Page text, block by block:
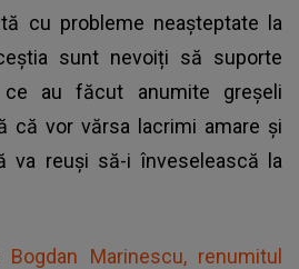
cu probleme neașteptate la
sunt nevoiți să suporte
ce au făcut anumite greșeli
că vor vărsa lacrimi amare și
va reuși să-i înveselească la
Marinescu, renumitul